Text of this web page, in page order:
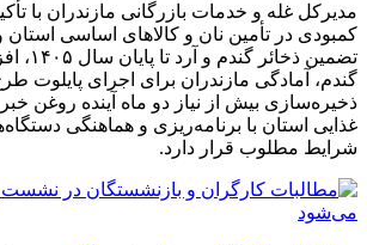
مدیرکل غله و خدمات بازرگانی مازندران با
کمبودی در تأمین نان و کالاهای اساسی استان
تضمین
گندم، آمادگی مازندران برای اجرای پایلوت
ذخیره‌سازی بیش از نیاز دو ماه آینده روغن
غذایی استان با برنامه‌ریزی و هماهنگی
شرایط مطلوب قرار دارد.